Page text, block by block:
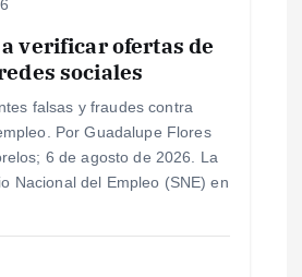
verificar ofertas de
sociales
falsas y fraudes contra
Por Guadalupe Flores
6 de agosto de 2026. La
Nacional del Empleo (SNE) en